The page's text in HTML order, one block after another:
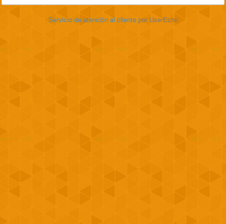
Servicio de atención al cliente por UserEcho